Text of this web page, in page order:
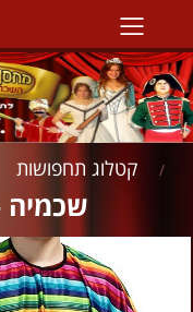
/ קטלוג תחפושות
שכמיה